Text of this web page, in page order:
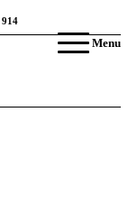
Menu